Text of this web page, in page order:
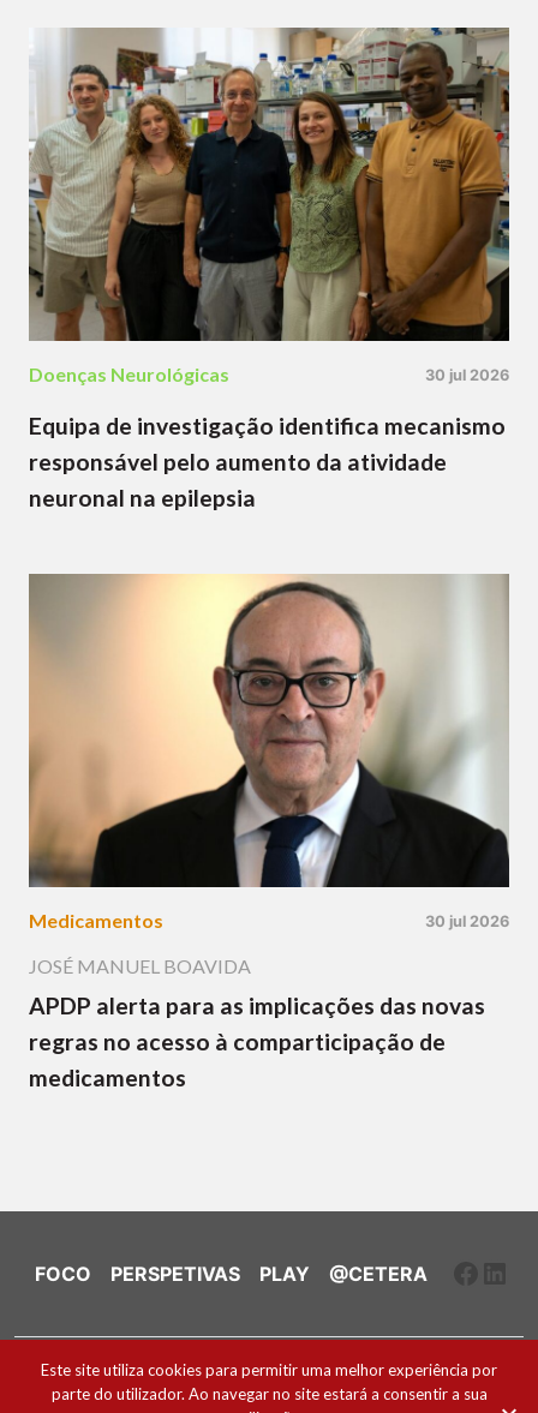
Doenças Neurológicas 30 jul 2026
Equipa de investigação identifica mecanismo
responsável pelo aumento da atividade
neuronal na epilepsia
Medicamentos 30 jul 2026
JOSÉ MANUEL BOAVIDA
APDP alerta para as implicações das novas
regras no acesso à comparticipação de
medicamentos
FOCO PERSPETIVAS PLAY @CETERA
Ficha Técnica e Estatuto Editorial
Política de Cookies
Este site utiliza cookies para permitir uma melhor experiência por
parte do utilizador. Ao navegar no site estará a consentir a sua